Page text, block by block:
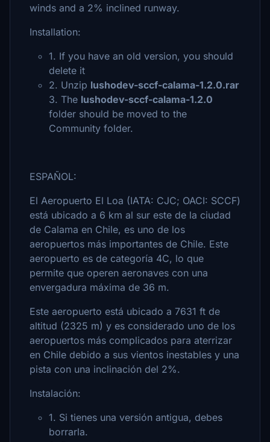
winds and a 2% inclined runway.
Installation:
1. If you have an old version, you should
delete it
2. Unzip lushodev-sccf-calama-1.2.0.rar
3. The lushodev-sccf-calama-1.2.0
folder should be moved to the
Community folder.
ESPAÑOL:
El Aeropuerto El Loa (IATA: CJC; OACI: SCCF)
está ubicado a 6 km al sur este de la ciudad
de Calama en Chile, es uno de los
aeropuertos más importantes de Chile. Este
aeropuerto es de categoría 4C, lo que
permite que operen aeronaves con una
envergadura máxima de 36 m.
Este aeropuerto está ubicado a 7631 ft de
altitud (2325 m) y es considerado uno de los
aeropuertos más complicados para aterrizar
en Chile debido a sus vientos inestables y una
pista con una inclinación del 2%.
Instalación:
1. Si tienes una versión antigua, debes
borrarla.